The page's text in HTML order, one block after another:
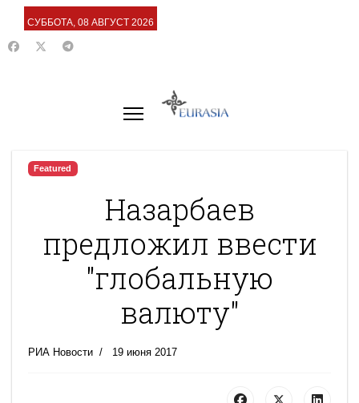
СУББОТА, 08 АВГУСТ 2026
Featured
Назарбаев
предложил ввести
"глобальную
валюту"
РИА Новости 19 июня 2017